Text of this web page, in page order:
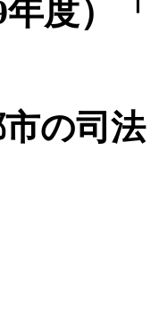
度）
の司